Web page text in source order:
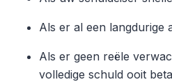
Als er al een langdurige
Als er geen reële
volledige schuld ooit